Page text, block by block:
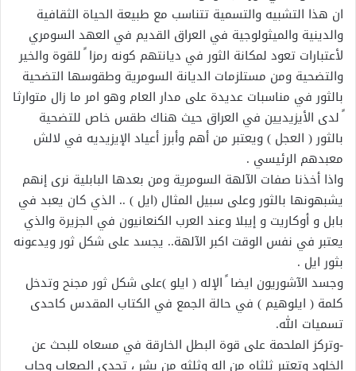
ان هذا التشبيه والتسمية تتناسب مع طبيعة الحياة الثقافية
والدينية والميثولوجية في العراق القديم في العهد السومري
لأعتبارات تعود لمكانة الثور في ديانتهم كونه رمزا ً للقوة والخير
والتضحية ومن مستلزمات الديانة السومرية وطقوسها التضحية
بالثور في مناسبات عديدة على مدار العام وهو امر ما زال متوارثا
ً لدى الأيزيديين في العراق حيث هناك طقس خاص للتضحية
بالثور ( العجل ) ويعتبر من أهم وأبرز أعياد الإيزيديه في لالش
معبدهم الرئيسي .
واذا أخذنا صفات الآلهة السومرية ومن بعدها البابلية نرى إنهم
يشبهونها بالثور وعلى سبيل المثال (ايل ) .. الذي كان يعبد في
بابل و أوكاريت و إيبلا وعند العرب الكنعانيون في الجزيرة والذي
يعتبر في نفس الوقت اكبر الآلهة.. يجسد على شكل ثور ويدعونه
بثور ايل .
وجسد الآشوريون ايضا ً الإله ( ايلو )على شكل ثور مجنح وتدخل
كلمة ( ايلوهيم ) في حالة الجمع في الكتاب المقدس كاحدى
تسميات الله.
-وتركز الملحمة على قوة البطل الخارقة في مسعاه للبحث عن
الخلود وتعتبر ثلثاه من اله وثلثه من بشر ، تحدى الصعاب وجاب